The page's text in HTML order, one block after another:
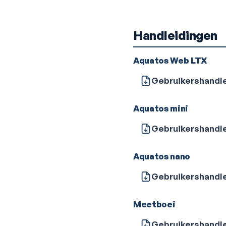
Handleidingen
Aquatos Web LTX
Aquatos mini
Aquatos nano
Meetboei